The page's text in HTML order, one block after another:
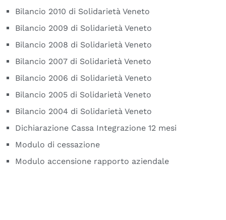
Bilancio 2010 di Solidarietà Veneto
Bilancio 2009 di Solidarietà Veneto
Bilancio 2008 di Solidarietà Veneto
Bilancio 2007 di Solidarietà Veneto
Bilancio 2006 di Solidarietà Veneto
Bilancio 2005 di Solidarietà Veneto
Bilancio 2004 di Solidarietà Veneto
Dichiarazione Cassa Integrazione 12 mesi
Modulo di cessazione
Modulo accensione rapporto aziendale